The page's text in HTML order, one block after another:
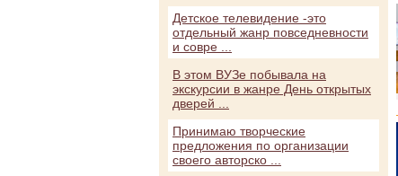
Детское телевидение -это
отдельный жанр повседневности
и совре ...
В этом ВУЗе побывала на
экскурсии в жанре День открытых
дверей ...
Принимаю творческие
предложения по организации
своего авторско ...